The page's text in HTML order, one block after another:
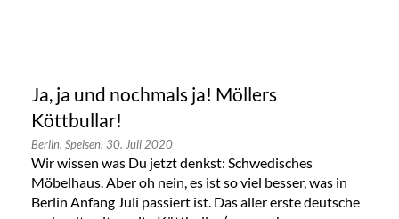
Ja, ja und nochmals ja! Möllers
Köttbullar!
Berlin, Speisen, 30. Juli 2020
Wir wissen was Du jetzt denkst: Schwedisches
Möbelhaus. Aber oh nein, es ist so viel besser, was in
Berlin Anfang Juli passiert ist. Das aller erste deutsche